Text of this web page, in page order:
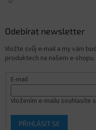
Odebírat newsletter
Vložte svůj e-mail a my vám
produktech na našem e-shopu.
E-mail
Vložením e-mailu souhlasíte s
PŘIHLÁSIT SE